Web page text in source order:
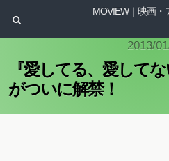
MOVIEW｜映画・
2013/
『愛してる、愛して
がついに解禁！